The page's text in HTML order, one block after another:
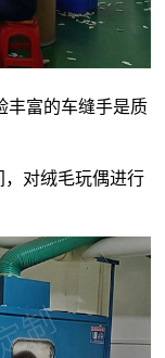
丰富的车缝手是质
，对绒毛玩偶进行